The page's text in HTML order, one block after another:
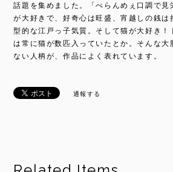
話題を集めました。「べらんめぇ口調で見
が大好きで、好奇心は旺盛、宵越しの銭は
型的な江戸っ子気質。そして猫が大好き！
は常に猫が数匹入っていたとか。そんな大
ない人柄が、作品によく表れています。
通報する